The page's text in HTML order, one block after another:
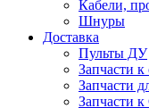
Кабели,
Шнуры
Доставка
Пульты ДУ
Запчасти
Запчасти
Запчасти